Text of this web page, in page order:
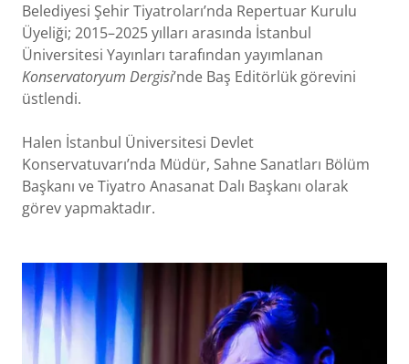
Belediyesi Şehir Tiyatroları’nda Repertuar Kurulu
Üyeliği; 2015–2025 yılları arasında İstanbul
Üniversitesi Yayınları tarafından yayımlanan
Konservatoryum Dergisi’nde Baş Editörlük görevini
üstlendi.
Halen İstanbul Üniversitesi Devlet
Konservatuvarı’nda Müdür, Sahne Sanatları Bölüm
Başkanı ve Tiyatro Anasanat Dalı Başkanı olarak
görev yapmaktadır.